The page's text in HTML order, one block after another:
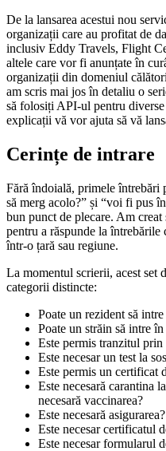
De la lansarea acestui nou
organizații care au profitat de
inclusiv Eddy Travels, Flight
altele care vor fi anunțate în
organizații din domeniul
am scris mai jos în detaliu o
să folosiți API-ul pentru
explicații vă vor ajuta să vă
Cerințe de intrare
Fără îndoială, primele întrebări
să merg acolo?” și “voi fi pus
bun punct de plecare. Am
pentru a răspunde la
într-o țară sau regiune.
La momentul scrierii, acest set
categorii distincte:
Poate un rezident să
Poate un străin să intre în
Este permis tranzitul prin
Este necesar un test la
Este permis un certificat
Este necesară carantina
necesară vaccinarea?
Este necesară asigurarea?
Este necesar certificatul
Este necesar formularul